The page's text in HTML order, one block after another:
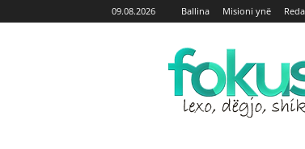
09.08.2026 Ballina Misioni ynë
Fokusi